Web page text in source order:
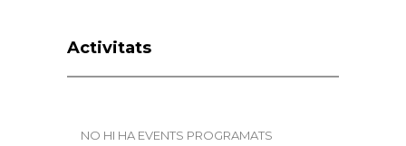
Activitats
NO HI HA EVENTS PROGRAMATS